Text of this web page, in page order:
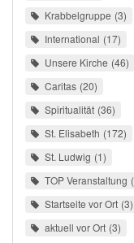
Krabbelgruppe 3
International 17
Unsere Kirche 46
Caritas 20
Spiritualität 36
St. Elisabeth 172
St. Ludwig 1
TOP Veranstaltung
Startseite vor Ort 3
aktuell vor Ort 3